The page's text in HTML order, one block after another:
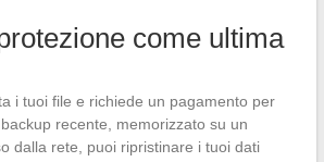
come ultima
i tuoi file e richiede un pagamento per
recente, memorizzato su un
dalla rete, puoi ripristinare i tuoi dati